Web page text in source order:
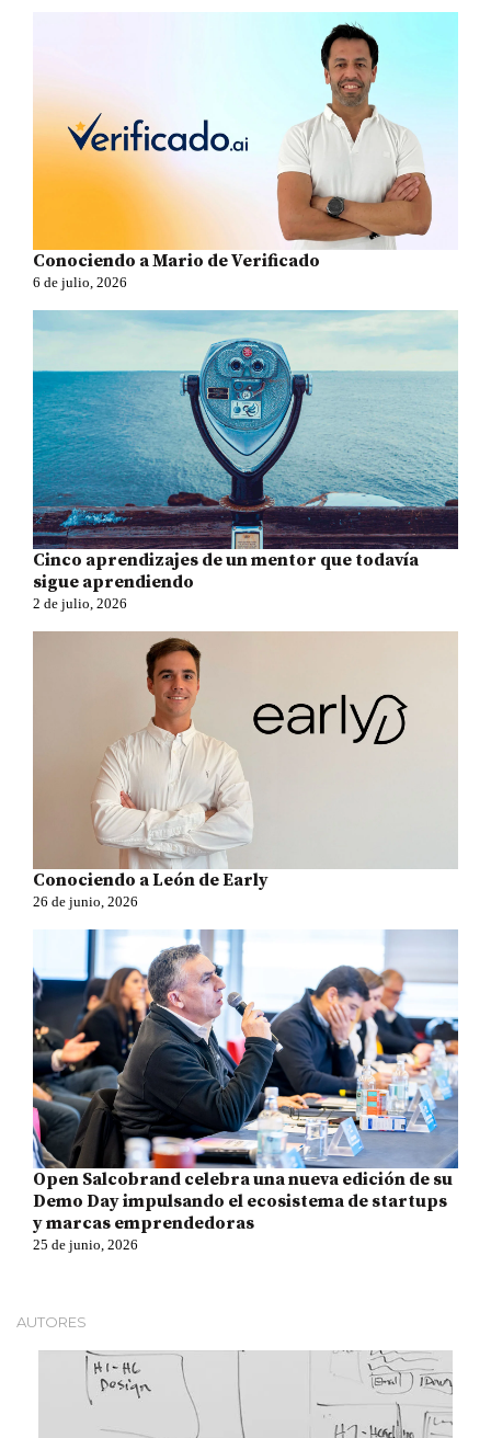
Conociendo a Mario de Verificado
6 de julio, 2026
Cinco aprendizajes de un mentor que todavía
sigue aprendiendo
2 de julio, 2026
Conociendo a León de Early
26 de junio, 2026
Open Salcobrand celebra una nueva edición de su
Demo Day impulsando el ecosistema de startups
y marcas emprendedoras
25 de junio, 2026
AUTORES